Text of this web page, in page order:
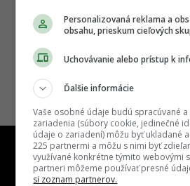
Personalizovaná reklama a
obsahu, prieskum cieľových
Uchovávanie alebo prístup k
Ďalšie informácie
Vaše osobné údaje budú spracúvané
zariadenia (súbory cookie, jedinečné
údaje o zariadení) môžu byť ukladané
225 partnermi a môžu s nimi byť
využívané konkrétne týmito webovými
partneri môžeme používať presné
si zoznam partnerov.